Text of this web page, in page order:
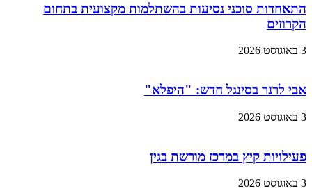
התאחדות סוכני נסיעות בהשתלמות מקצועית בתחום
הקרוזים
3 באוגוסט 2026
אבי לרנר בסינגל חדש: "היפלא"
3 באוגוסט 2026
פעילויות קיץ במרכז מורשת בגין
3 באוגוסט 2026